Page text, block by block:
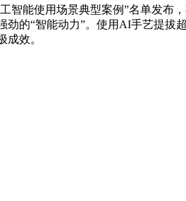
能使用场景典型案例”名单发布
的“智能动力”。使用AI手艺提拔
效。